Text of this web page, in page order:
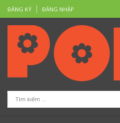
ĐĂNG KÝ ĐĂNG NHẬP